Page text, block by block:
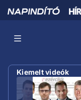
Kiemelt videók